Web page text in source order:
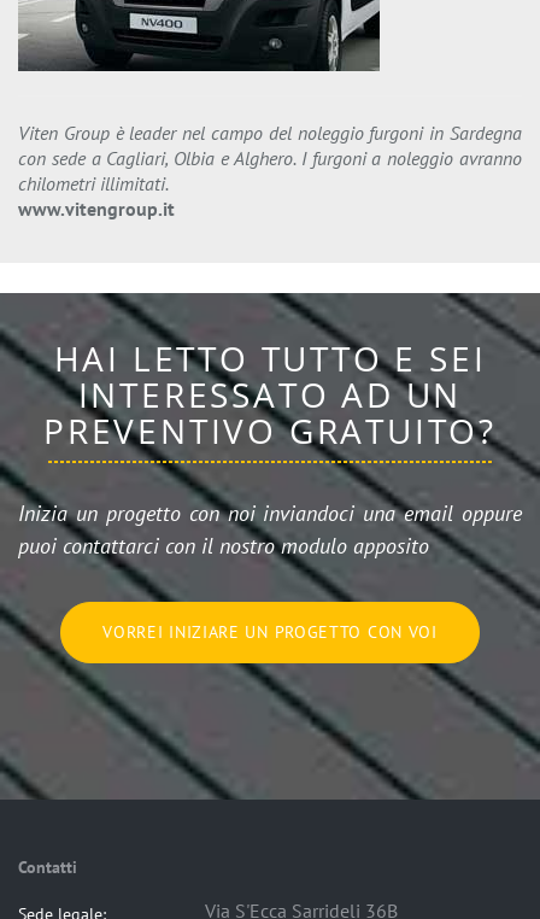
Viten Group è leader nel campo del noleggio furgoni in Sardegna
con sede a Cagliari, Olbia e Alghero. I furgoni a noleggio avranno
chilometri illimitati.
www.vitengroup.it
HAI LETTO TUTTO E SEI
INTERESSATO AD UN
PREVENTIVO GRATUITO?
Inizia un progetto con noi inviandoci una email oppure
puoi contattarci con il nostro modulo apposito
VORREI INIZIARE UN PROGETTO CON VOI
Contatti
Sede legale: Via S'Ecca Sarrideli 36B